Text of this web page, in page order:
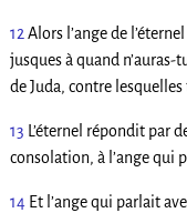
12Alors l’ange de
jusques à quand n’auras-
de Juda, contre
13 L’éternel répondit par
consolation, à l’ange qui
14Et l’ange qui parlait